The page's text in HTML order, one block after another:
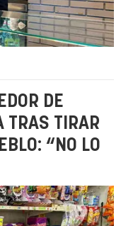
DE
TRAS TIRAR
“NO LO